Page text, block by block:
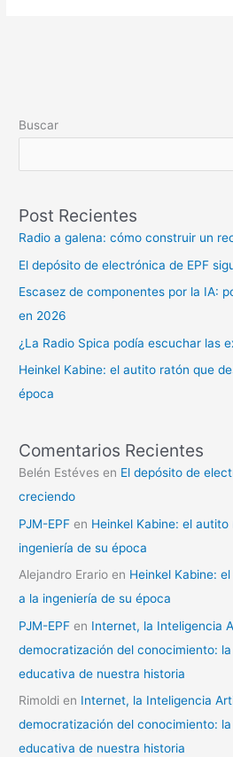
Buscar
Post Recientes
Radio a galena: cómo construir un
El depósito de electrónica de EPF
Escasez de componentes por la IA:
en 2026
¿La Radio Spica podía escuchar las
Heinkel Kabine: el autito ratón que
época
Comentarios Recientes
Belén Estéves en El depósito de
creciendo
PJM-EPF en Heinkel Kabine: el
ingeniería de su época
Alejandro Erario en Heinkel Kabine:
a la ingeniería de su época
PJM-EPF en Internet, la Inteligencia
democratización del conocimiento:
educativa de nuestra historia
Rimoldi en Internet, la Inteligencia
democratización del conocimiento:
educativa de nuestra historia